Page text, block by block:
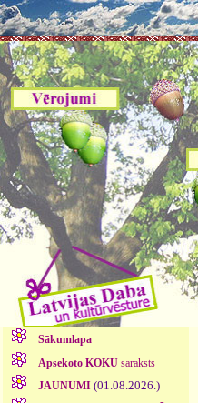
Sākumlapa
Apsekoto KOKUsaraksts
JAUNUMI (01.08.2026.)